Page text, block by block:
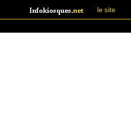
le site